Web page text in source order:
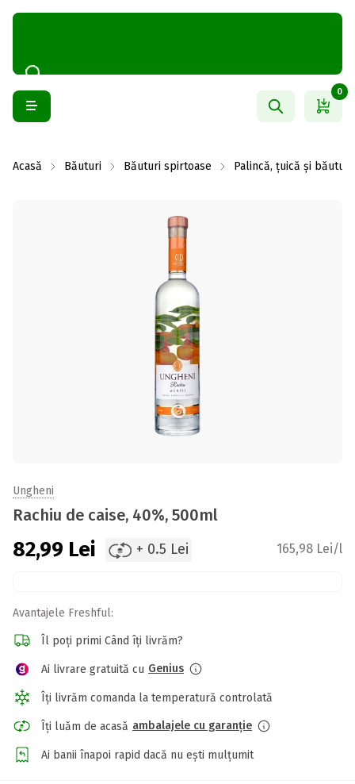
0
Acasă Băuturi Băuturi spirtoase Palincă, țuică și
Ungheni
Rachiu de caise, 40%, 500ml
82,99 Lei + 0.5 Lei 165,98 Lei/l
Avantajele Freshful:
Îl poți primi Când îți livrăm?
Ai livrare gratuită cu Genius
Îți livrăm comanda la temperatură controlată
Îți luăm de acasă ambalajele cu garanție
Ai banii înapoi rapid dacă nu ești mulțumit